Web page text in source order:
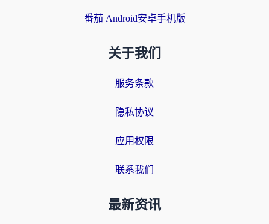
番茄 Android安卓手机版
关于我们
服务条款
隐私协议
应用权限
联系我们
最新资讯